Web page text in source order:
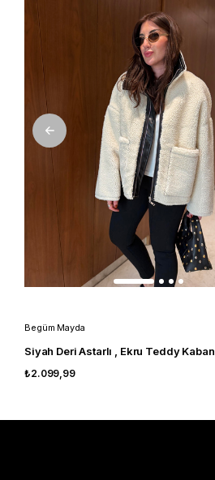
Begüm Mayda
Siyah Deri Astarlı , Ekru Teddy Kaban
₺2.099,99